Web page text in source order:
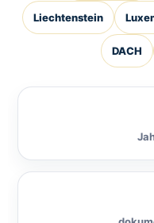
Liechtenstein
DACH